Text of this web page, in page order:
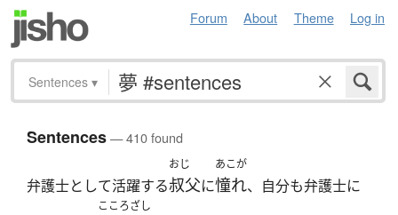
Forum About Theme Log in
Sentences ▾
Sentences— 410 found
弁護士として活躍する
おじ
叔父に
あこが
憧れ、自分も弁護士に
こころざし